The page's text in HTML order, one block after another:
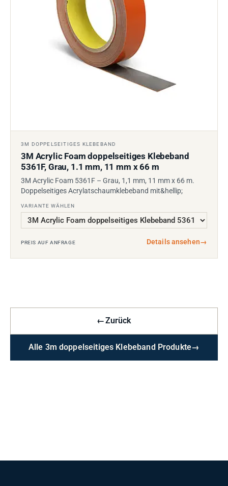
3M DOPPELSEITIGES KLEBEBAND
3M Acrylic Foam doppelseitiges Klebeband
5361F, Grau, 1.1 mm, 11 mm x 66 m
3M Acrylic Foam 5361F – Grau, 1,1 mm, 11 mm x 66 m.
Doppelseitiges Acrylatschaumklebeband mit&hellip;
VARIANTE WÄHLEN
PREIS AUF ANFRAGE Details ansehen→
←Zurück
Alle 3m doppelseitiges Klebeband Produkte→